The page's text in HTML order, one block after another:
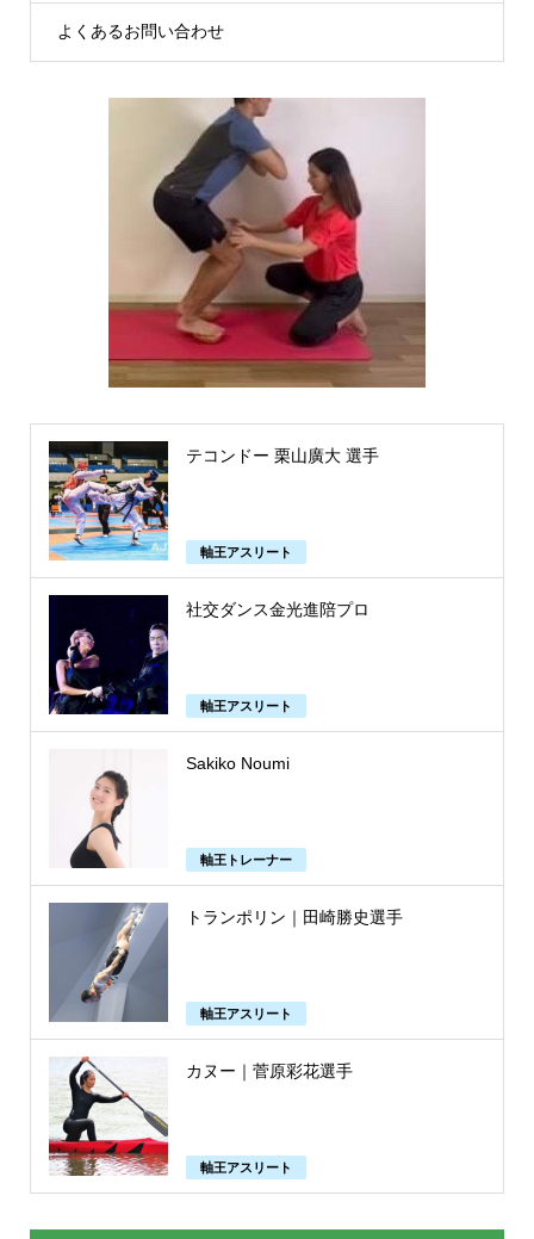
よくあるお問い合わせ
テコンドー 栗山廣大 選手
軸王アスリート
社交ダンス金光進陪プロ
軸王アスリート
Sakiko Noumi
軸王トレーナー
トランポリン｜田崎勝史選手
軸王アスリート
カヌー｜菅原彩花選手
軸王アスリート